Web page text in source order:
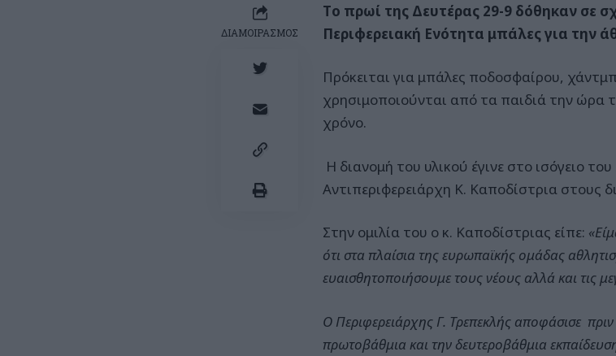
ΔΙΑΜΟΙΡΑΣΜΟΣ
Tο πρωί της Δευτέρας 29-9 δόθηκαν σε
Περιφερειακή Ενότητα μπάλες για την
Πρόκειται για μπάλες ποδοσφαίρου,
χρησιμοποιούνται από τα παιδιά την ώρα
χρόνο.
Η διανομή του υλικού έγινε στο ισόγειο
Αντιπεριφερειάρχη Κ. Καποδίστρια στους
Στην ομιλία του ο κ. Καποδίστριας είπε:
ότι στα πλαίσια της ευρωπαϊκής ομάδας
ευαισθητοποιήσουμε τους νέους αλλά και τις
Ο Περιφερειάρχης Γ. Τρεπεκλής αποφάσισε
πρωτοβάθμια και την δευτεροβάθμια